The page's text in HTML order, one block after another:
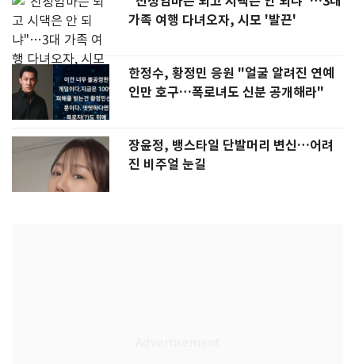
가족 여행 다녀오자, 시모 '발끈'
한정수, 황정민 응원 "얼굴 알려진 연예
인만 호구…폭로녀도 신분 공개해라"
장윤정, 뱅스타일 단발머리 변신…어려
진 비주얼 눈길